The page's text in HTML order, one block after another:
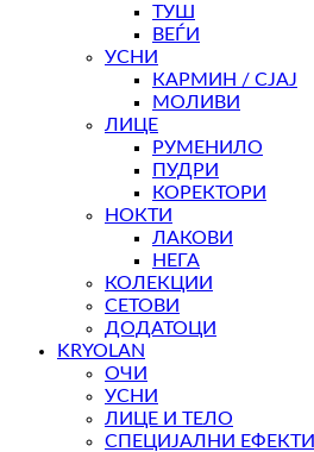
ТУШ
ВЕЃИ
УСНИ
КАРМИН / СЈАЈ
МОЛИВИ
ЛИЦЕ
РУМЕНИЛО
ПУДРИ
КОРЕКТОРИ
НОКТИ
ЛАКОВИ
НЕГА
КОЛЕКЦИИ
СЕТОВИ
ДОДАТОЦИ
KRYOLAN
ОЧИ
УСНИ
ЛИЦЕ И ТЕЛО
СПЕЦИЈАЛНИ ЕФЕКТИ